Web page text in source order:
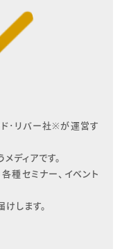
･リバー社※が運営す
ディアです。
種セミナー、イベント
します。